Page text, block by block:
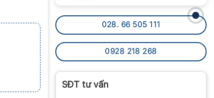
028. 66 505 111
0928 218 268
SĐT tư vấn